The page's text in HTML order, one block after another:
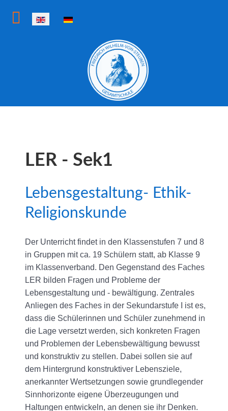
Select your language
LER - Sek1
Lebensgestaltung- Ethik-
Religionskunde
Der Unterricht findet in den Klassenstufen 7 und 8
in Gruppen mit ca. 19 Schülern statt, ab Klasse 9
im Klassenverband. Den Gegenstand des Faches
LER bilden Fragen und Probleme der
Lebensgestaltung und - bewältigung. Zentrales
Anliegen des Faches in der Sekundarstufe I ist es,
dass die Schülerinnen und Schüler zunehmend in
die Lage versetzt werden, sich konkreten Fragen
und Problemen der Lebensbewältigung bewusst
und konstruktiv zu stellen. Dabei sollen sie auf
dem Hintergrund konstruktiver Lebensziele,
anerkannter Wertsetzungen sowie grundlegender
Sinnhorizonte eigene Überzeugungen und
Haltungen entwickeln, an denen sie ihr Denken.